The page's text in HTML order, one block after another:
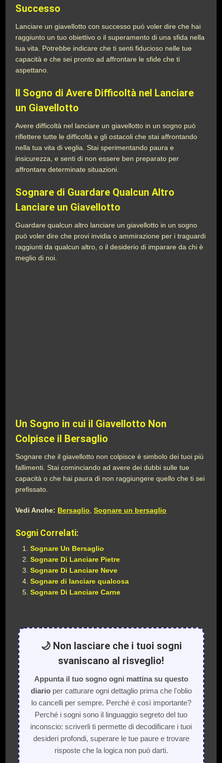
Successo
Lanciare un giavellotto con successo può voler dire che hai
raggiunto un tuo obiettivo o il superamento di una sfida nella
tua vita. Potrebbe indicare che ti senti fiducioso nelle tue
capacità e che sei pronto ad affrontare le sfide che ti
aspettano.
Il Sogno di Avere Difficoltà nel Lanciare
un Giavellotto
Avere difficoltà nel lanciare un giavellotto in un sogno può
riflettere tutte le difficoltà e gli ostacoli che stai affrontando
nella tua vita di veglia. Stai sperimentando paura e
insicurezza, e senti di non essere ben preparato per
affrontare determinate situazioni.
Sognare di Guardare Qualcun Altro
Lanciare un Giavellotto
Guardare qualcun altro lanciare un giavellotto in un sogno
può voler dire che provi invidia o ammirazione per i traguardi
raggiunti da qualcun altro, o il desiderio di imparare da chi è
meglio di noi.
Un Sogno in cui il Giavellotto Non
Colpisce il Bersaglio
Sognare che il giavellotto non colpisce è simbolo dei tuoi più
fallimenti. Stai cominciando ad avere dei dubbi sulle tue
capacità o che hai paura di non raggiungere quello che ti sei
prefissato.
Vedi Anche: Bersaglio ,Sognare un bersaglio
Sogni Correlati:
Sognare Un Bersaglio
Sognare Di Lanciare Pietre
Sognare Di Lanciare Neve
Sognare di lanciare qualcosa
Sognare Di Lanciare Carne
🌙 Non lasciare che i tuoi sogni
svaniscano al risveglio!
Appunta il tuo sogno ogni mattina su questo
diarioper catturare ogni dettaglio prima che l'oblio
lo cancelli per sempre. Perché è così importante?
Perché i sogni sono il linguaggio segreto del tuo
inconscio: scriverli ti permette di decodificare i tuoi
desideri profondi, superare le tue paure e trovare
risposte che la logica non può darti.